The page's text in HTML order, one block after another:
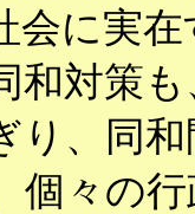
会に実
和対策
り、同
個々の